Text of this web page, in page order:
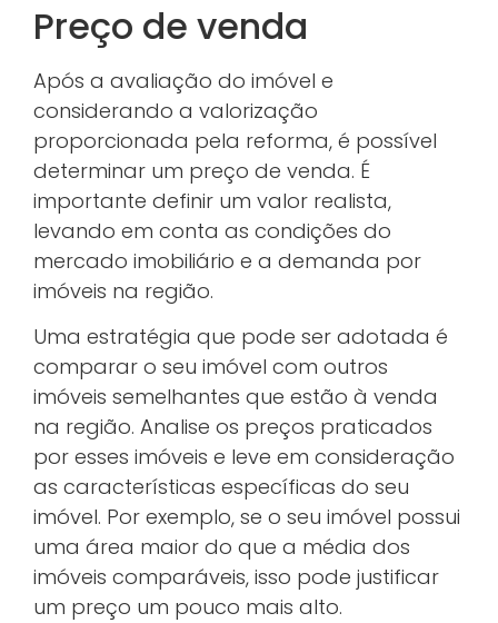
Preço de venda
Após a avaliação do imóvel e
considerando a valorização
proporcionada pela reforma, é possível
determinar um preço de venda. É
importante definir um valor realista,
levando em conta as condições do
mercado imobiliário e a demanda por
imóveis na região.
Uma estratégia que pode ser adotada é
comparar o seu imóvel com outros
imóveis semelhantes que estão à venda
na região. Analise os preços praticados
por esses imóveis e leve em consideração
as características específicas do seu
imóvel. Por exemplo, se o seu imóvel possui
uma área maior do que a média dos
imóveis comparáveis, isso pode justificar
um preço um pouco mais alto.